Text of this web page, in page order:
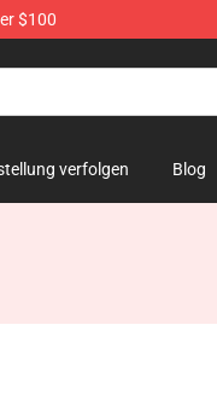
$100
verfolgen Blog